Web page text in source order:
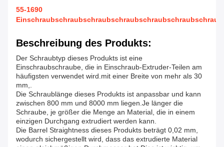
55-1690
Beschreibung des Produkts:
Der Schraubtyp dieses Produkts ist eine
Einschraubschraube, die in Einschraub-Extruder-Teilen am
häufigsten verwendet wird.mit einer Breite von mehr als 30
mm,.
Die Schraublänge dieses Produkts ist anpassbar und kann
zwischen 800 mm und 8000 mm liegen.Je länger die
Schraube, je größer die Menge an Material, die in einem
einzigen Durchgang extrudiert werden kann.
Die Barrel Straightness dieses Produkts beträgt 0,02 mm,
wodurch sichergestellt wird, dass das extrudierte Material